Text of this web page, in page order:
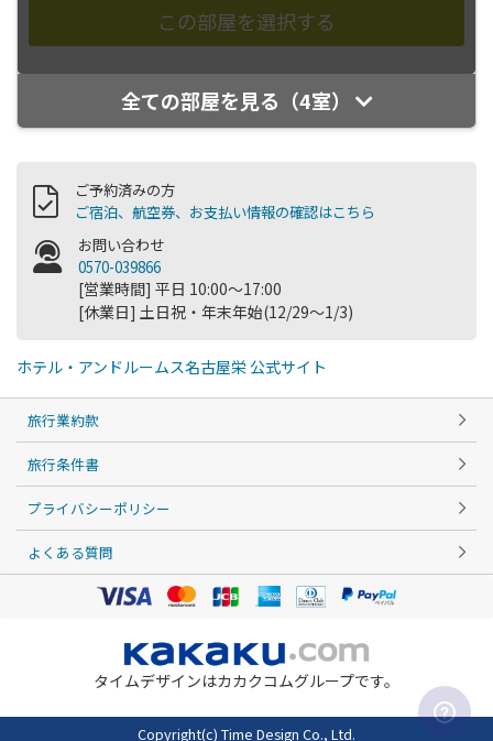
全ての部屋を見る（4室）
ご予約済みの方
ご宿泊、航空券、お支払い情報の確認はこちら
お問い合わせ
0570-039866
[営業時間] 平日 10:00～17:00
[休業日] 土日祝・年末年始(12/29～1/3)
ホテル・アンドルームス名古屋栄 公式サイト
旅行業約款
旅行条件書
プライバシーポリシー
よくある質問
タイムデザインはカカクコムグループです。
Copyright(c) Time Design Co., Ltd.